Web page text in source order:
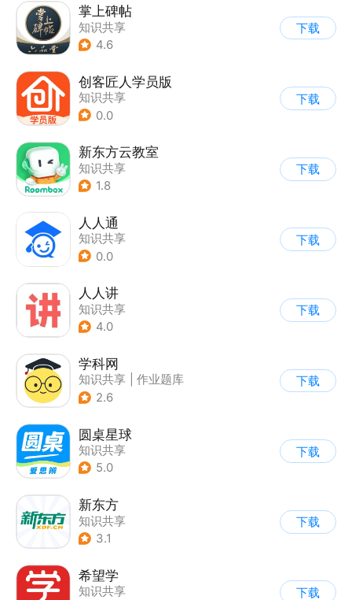
掌上碑帖
知识共享
4.6
下载
创客匠人学员版
知识共享
0.0
下载
新东方云教室
知识共享
1.8
下载
人人通
知识共享
0.0
下载
人人讲
知识共享
4.0
下载
学科网
知识共享
作业题库
2.6
下载
圆桌星球
知识共享
5.0
下载
新东方
知识共享
3.1
下载
希望学
知识共享
下载